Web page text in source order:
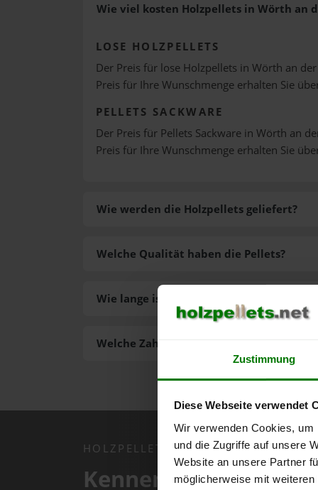
Zustimmung
Diese Webseite verwendet
Wir verwenden Cookies,
und die Zugriffe auf unsere
Website an unsere Partner
möglicherweise mit
Wie viel kosten Holzpellets in Wörth an
LOSE HOLZPELLETS
Der Preis für lose Holzpellets in Wörth an
Preis für Ihre Wunschmenge erhalten Sie
PELLETS SACKWARE
Der Preis für Pellets Sackware in Wörth an
Preis für Ihre Wunschmenge erhalten Sie
Wie werden die Holzpellets geliefert?
Welche Zahlungsarten gibt es?
Welche Qualität haben die Pellets?
Wie lange ist die Lieferzeit der Pellets?
HOLZPELLETS.NET APP
Kennen Sie schon